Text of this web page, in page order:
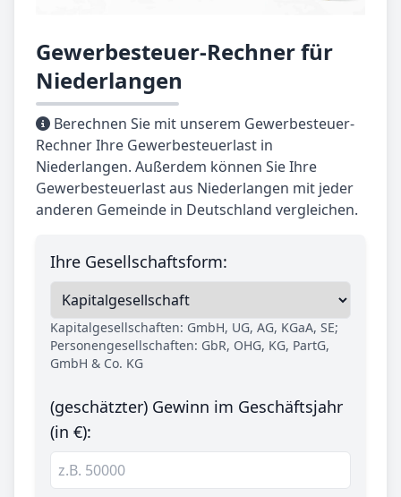
Gewerbesteuer-Rechner für
Niederlangen
Berechnen Sie mit unserem Gewerbesteuer-
Rechner Ihre Gewerbesteuerlast in
Niederlangen. Außerdem können Sie Ihre
Gewerbesteuerlast aus Niederlangen mit jeder
anderen Gemeinde in Deutschland vergleichen.
Ihre Gesellschaftsform:
Kapitalgesellschaften: GmbH, UG, AG, KGaA, SE;
Personengesellschaften: GbR, OHG, KG, PartG,
GmbH & Co. KG
(geschätzter) Gewinn im Geschäftsjahr
(in €):